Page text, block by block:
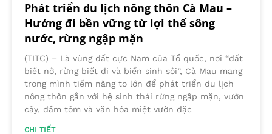
Phát triển du lịch nông thôn Cà Mau –
Hướng đi bền vững từ lợi thế sông
nước, rừng ngập mặn
(TITC) – Là vùng đất cực Nam của Tổ quốc, nơi “đất
biết nở, rừng biết đi và biển sinh sôi”, Cà Mau mang
trong mình tiềm năng to lớn để phát triển du lịch
nông thôn gắn với hệ sinh thái rừng ngập mặn, vườn
cây, đầm tôm và văn hóa miệt vườn đặc
CHI TIẾT